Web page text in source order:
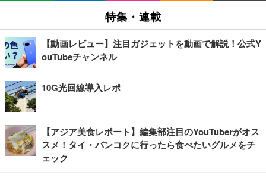
特集・連載
【動画レビュー】注目ガジェットを動画で解説！公式Y
ouTubeチャンネル
10G光回線導入レポ
【アジア美食レポート】編集部注目のYouTuberがオス
スメ！タイ・バンコクに行ったら食べたいグルメをチ
ェック